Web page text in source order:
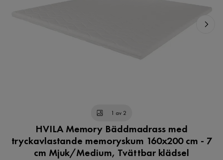
1 av 2
HVILA Memory Bäddmadrass med
tryckavlastande memoryskum 160x200 cm - 7
cm Mjuk/Medium, Tvättbar klädsel